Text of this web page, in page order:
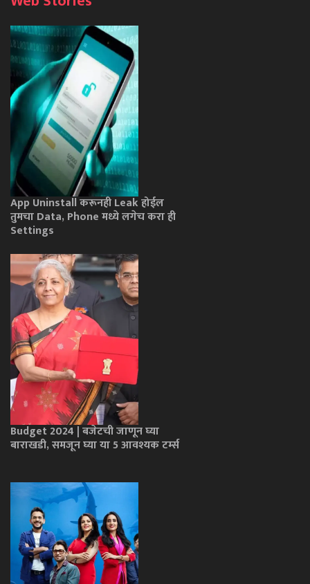
App Uninstall करूनही Leak होईल
तुमचा Data, Phone मध्ये लगेच करा ही
Settings
Budget 2024 | बजेटची जाणून घ्या
बाराखडी, समजून घ्या या 5 आवश्यक टर्म्स